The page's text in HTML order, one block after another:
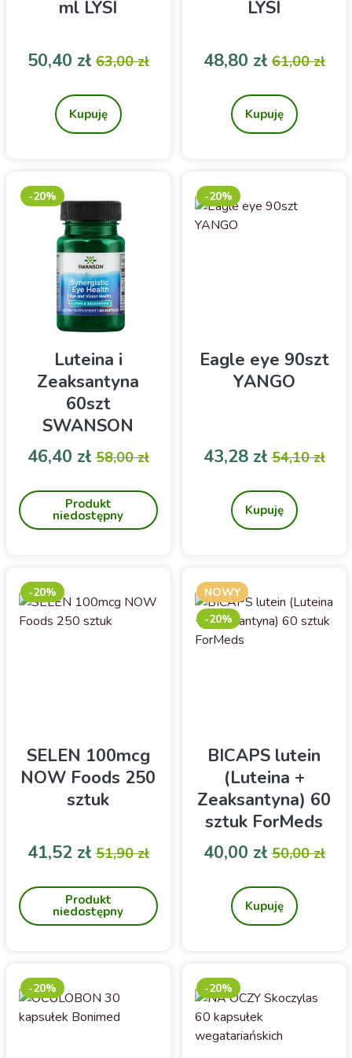
ml LYSI
Cena
50,40 złCena podstawowa
63,00 zł
Kupuję
LYSI
Cena
48,80 złCena
61,00 zł
Kupuję
Luteina i
Zeaksantyna
60szt
SWANSON
Cena
46,40 złCena podstawowa
58,00 zł
Produkt
niedostępny
-20%
Eagle eye 90szt
YANGO
Cena
43,28 złCena
54,10 zł
Kupuję
-20%
SELEN 100mcg
NOW Foods 250
sztuk
składa się z selenu w
najlepiej przyswajalnej
postaci l-selenometioniny.
Cena
41,52 złCena podstawowa
51,90 zł
Produkt
niedostępny
-20%
BICAPS lutein
(Luteina +
Zeaksantyna) 60
sztuk ForMeds
suplement diety z luteiną
20 mg i zeaksantyną z
ekstraktu aksamitki
dbających o wzrok.
Cena
40,00 złCena
50,00 zł
Kupuję
NOWY
-20%
-20% -20%